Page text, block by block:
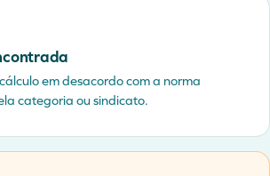
em desacordo com a norma
categoria ou sindicato.